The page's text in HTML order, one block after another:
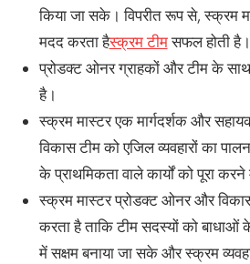
किया जा सके। विपरीत रूप से, स्क्रम
मदद करता हैस्क्रम टीमसफल होती है।
प्रोडक्ट ओनर ग्राहकों और टीम के
है।
स्क्रम मास्टर एक मार्गदर्शक और
विकास टीम को एजिल व्यवहारों का
के प्राथमिकता वाले कार्यों को पूरा करने
स्क्रम मास्टर प्रोडक्ट ओनर और
करता है ताकि टीम सदस्यों को बाधाओं
में सक्षम बनाया जा सके और स्क्रम